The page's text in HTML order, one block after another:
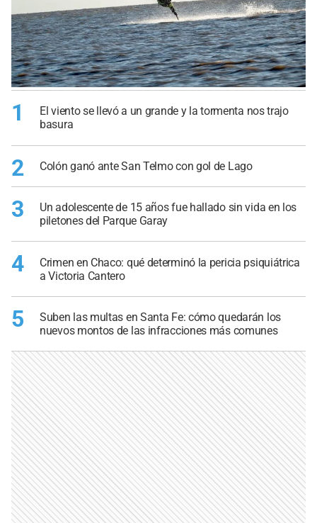
1
El viento se llevó a un grande y la tormenta nos trajo
basura
2 Colón ganó ante San Telmo con gol de Lago
3
Un adolescente de 15 años fue hallado sin vida en los
piletones del Parque Garay
4
Crimen en Chaco: qué determinó la pericia psiquiátrica
a Victoria Cantero
5
Suben las multas en Santa Fe: cómo quedarán los
nuevos montos de las infracciones más comunes